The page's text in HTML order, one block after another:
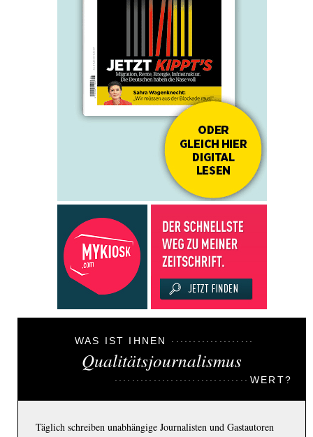
WAS IST IHNEN
Qualitätsjournalismus
WERT?
Täglich schreiben unabhängige Journalisten und Gastautoren